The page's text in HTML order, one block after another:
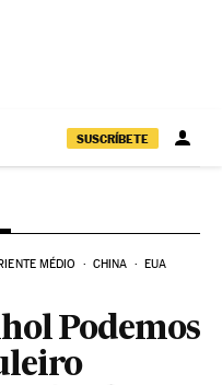
SUSCRÍBETE
MÉDIO CHINA EUA
Podemos